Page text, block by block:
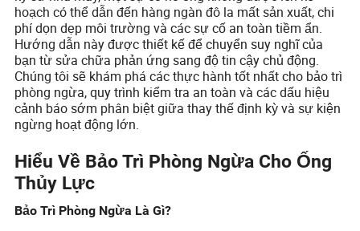
hoạch có thể dẫn đến hàng ngàn đô la mất sản xuất, chi
phí dọn dẹp môi trường và các sự cố an toàn tiềm ẩn.
Hướng dẫn này được thiết kế để chuyển suy nghĩ của
bạn từ sửa chữa phản ứng sang độ tin cậy chủ động.
Chúng tôi sẽ khám phá các thực hành tốt nhất cho bảo trì
phòng ngừa, quy trình kiểm tra an toàn và các dấu hiệu
cảnh báo sớm phân biệt giữa thay thế định kỳ và sự kiện
ngừng hoạt động lớn.
Hiểu Về Bảo Trì Phòng Ngừa Cho Ống
Thủy Lực
Bảo Trì Phòng Ngừa Là Gì?